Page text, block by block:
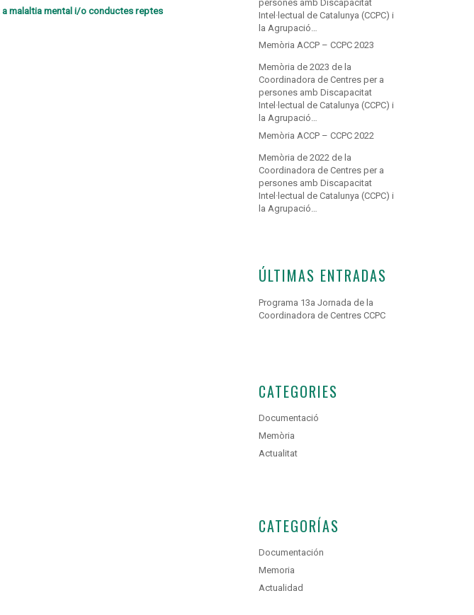
malaltia mental i/o conductes reptes
persones amb Discapacitat
Intel·lectual de Catalunya (CCPC) i
la Agrupació…
Memòria ACCP – CCPC 2023
Memòria de 2023 de la
Coordinadora de Centres per a
persones amb Discapacitat
Intel·lectual de Catalunya (CCPC) i
la Agrupació…
Memòria ACCP – CCPC 2022
Memòria de 2022 de la
Coordinadora de Centres per a
persones amb Discapacitat
Intel·lectual de Catalunya (CCPC) i
la Agrupació…
ÚLTIMAS ENTRADAS
Programa 13a Jornada de la
Coordinadora de Centres CCPC
CATEGORIES
Documentació
Memòria
Actualitat
CATEGORÍAS
Documentación
Memoria
Actualidad